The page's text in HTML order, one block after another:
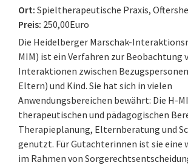
Ort: Spieltherapeutische Praxis,
Preis: 250,00Euro
Die Heidelberger Marschak-
MIM) ist ein Verfahren zur Beobachtung
Interaktionen zwischen
Eltern) und Kind. Sie hat sich in vielen
Anwendungsbereichen bewährt: Die H-
therapeutischen und pädagogischen
Therapieplanung, Elternberatung und
genutzt. Für Gutachterinnen ist sie eine
im Rahmen von